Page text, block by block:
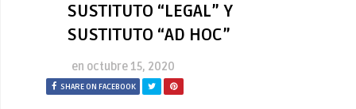
SUSTITUTO “LEGAL” Y
SUSTITUTO “AD HOC”
en octubre 15, 2020
SHARE ON FACEBOOK